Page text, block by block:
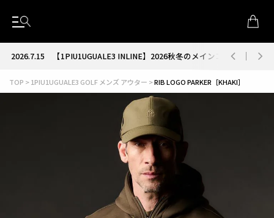
2026.7.15【1PIU1UGUALE3 INLINE】2026秋冬のメインコレクションが
TOP 1PIU1UGUALE3 GOLF メンズ アウター RIB LOGO PARKER［KHAKI］